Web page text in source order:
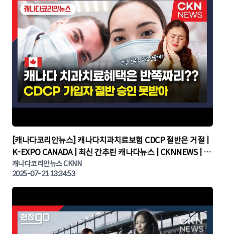
▶
[캐나다코리안뉴스] 캐나다치과치료보험 CDCP 절반은 거절 |
K-EXPO CANADA | 최신 간추린 캐나다뉴스 | CKNNEWS | 캐
나다뉴스 | 토론토뉴스
캐나다코리안뉴스 CKNN
2025-07-21 13:34:53